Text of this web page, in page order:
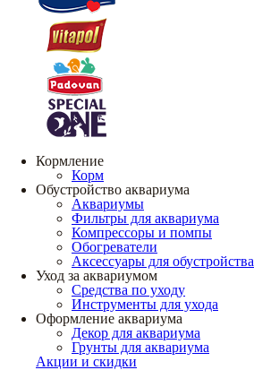
Кормление
Корм
Обустройство аквариума
Аквариумы
Фильтры для аквариума
Компрессоры и помпы
Обогреватели
Аксессуары для обустройства
Уход за аквариумом
Средства по уходу
Инструменты для ухода
Оформление аквариума
Декор для аквариума
Грунты для аквариума
Акции и скидки